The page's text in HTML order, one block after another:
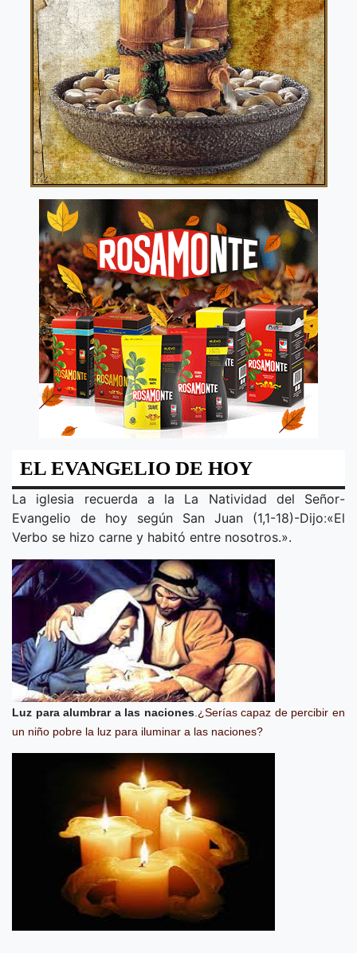
EL EVANGELIO DE HOY
La iglesia recuerda a la La Natividad del Señor-
Evangelio de hoy según San Juan (1,1-18)-Dijo:«El
Verbo se hizo carne y habitó entre nosotros.».
Luz para alumbrar a las naciones.¿Serías capaz de percibir en
un niño pobre la luz para iluminar a las naciones?